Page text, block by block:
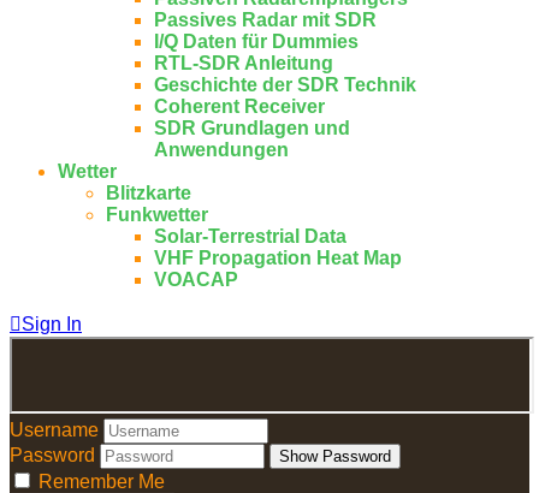
Passives Radar mit SDR
I/Q Daten für Dummies
RTL-SDR Anleitung
Geschichte der SDR Technik
Coherent Receiver
SDR Grundlagen und
Anwendungen
Wetter
Blitzkarte
Funkwetter
Solar-Terrestrial Data
VHF Propagation Heat Map
VOACAP
Sign In
Username
Password
Show Password
Remember Me